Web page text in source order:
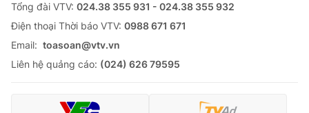
Tổng đài VTV: 024.38 355 931 - 024.38 355 932
Ðiện thoại Thời báo VTV: 0988 671 671
Email: toasoan@vtv.vn
Liên hệ quảng cáo: (024) 626 79595